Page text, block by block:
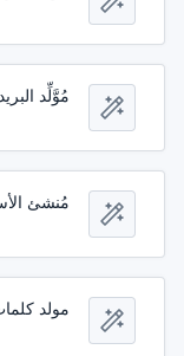
مُوَّلِّد
مُنشئ
مولد